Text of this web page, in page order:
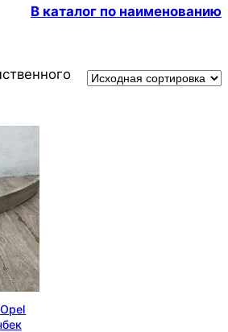
В каталог по наименованию